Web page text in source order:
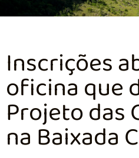
Inscrições
oficina que
Projeto das
na Baixada